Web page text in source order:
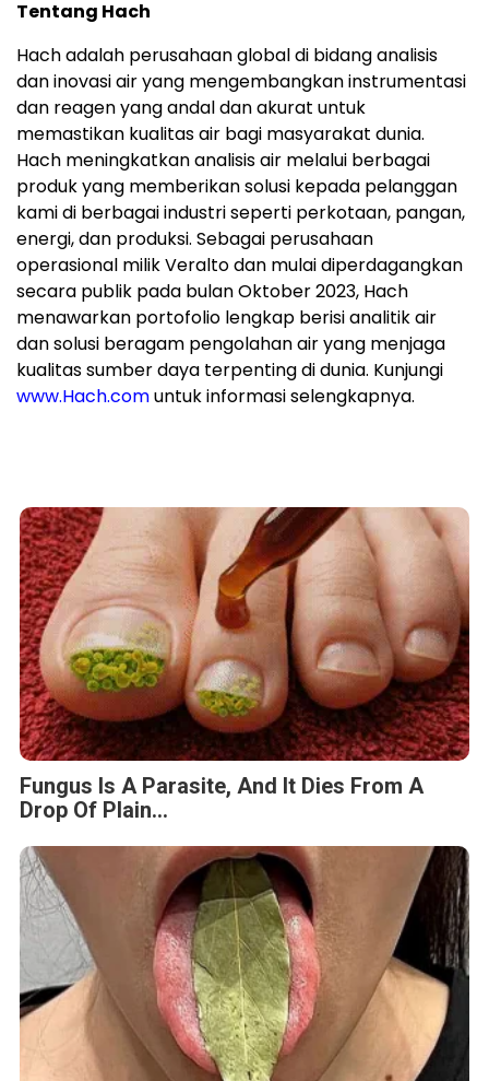
Tentang Hach
Hach adalah perusahaan global di bidang analisis
dan inovasi air yang mengembangkan instrumentasi
dan reagen yang andal dan akurat untuk
memastikan kualitas air bagi masyarakat dunia.
Hach meningkatkan analisis air melalui berbagai
produk yang memberikan solusi kepada pelanggan
kami di berbagai industri seperti perkotaan, pangan,
energi, dan produksi. Sebagai perusahaan
operasional milik Veralto dan mulai diperdagangkan
secara publik pada bulan Oktober 2023, Hach
menawarkan portofolio lengkap berisi analitik air
dan solusi beragam pengolahan air yang menjaga
kualitas sumber daya terpenting di dunia. Kunjungi
www.Hach.comuntuk informasi selengkapnya.
Fungus Is A Parasite, And It Dies From A
Drop Of Plain...